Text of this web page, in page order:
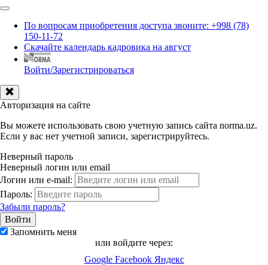
По вопросам приобретения доступа звоните: +998 (78)
150-11-72
Скачайте календарь кадровика на август
Войти/Зарегистрироваться
Авторизация на сайте
Вы можете использовать свою учетную запись сайта norma.uz.
Если у вас нет учетной записи, зарегистрируйтесь.
Неверный пароль
Неверный логин или email
Логин или e-mail:
Пароль:
Забыли пароль?
Запомнить меня
или войдите через:
Google Facebook Яндекс